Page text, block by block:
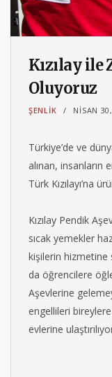
Kızılay ile
Oluyoruz
ŞENLIK NISAN
Türkiye’de ve
alınan, insanların
Türk Kızılayı’na
Kızılay Pendik
sıcak yemekler
kişilerin hizmetine
da öğrencilere
Aşevlerine
engellileri
evlerine